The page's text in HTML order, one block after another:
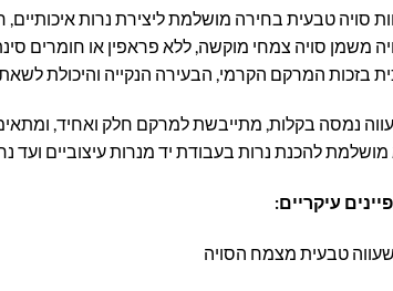
סויה טבעית בחירה מושלמת ליצירת נרות איכותיים,
משמן סויה צמחי מוקשה, ללא פראפין או חומרים
בזכות המרקם הקרמי, הבעירה הנקייה והיכולת
נמסה בקלות, מתייבשת למרקם חלק ואחיד,
מושלמת להכנת נרות בעבודת יד מנרות עיצוביים ועד
עיקריים:
שעווה טבעית מצמח הסויה